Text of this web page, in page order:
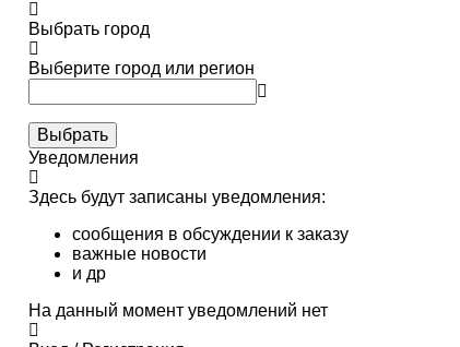
Выбрать город
Выберите город или регион
Выбрать
Уведомления
Здесь будут записаны уведомления:
сообщения в обсуждении к заказу
важные новости
и др
На данный момент уведомлений нет